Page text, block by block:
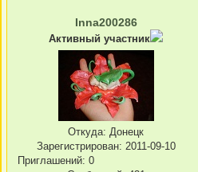
Inna200286
Активный участник
Откуда: Донецк
Зарегистрирован: 2011-09-10
Приглашений: 0